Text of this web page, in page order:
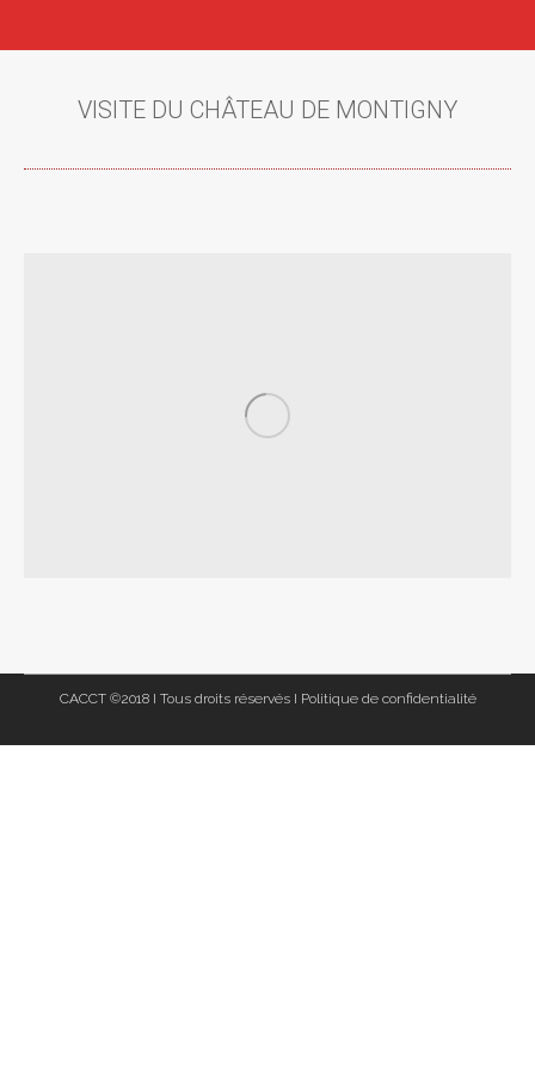
VISITE DU CHÂTEAU DE MONTIGNY
CACCT ©2018 I Tous droits réservés I Politique de confidentialité